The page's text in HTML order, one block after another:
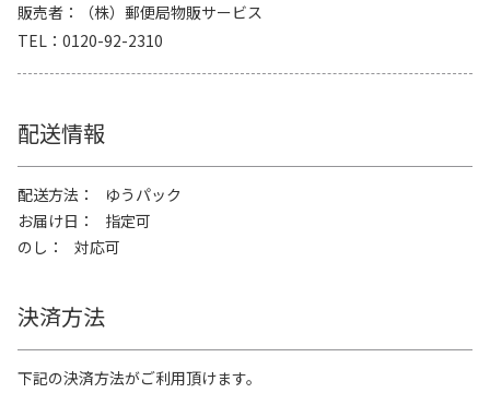
販売者
（株）郵便局物販サービス
TEL
0120-92-2310
配送情報
配送方法
ゆうパック
お届け日
指定可
のし
対応可
決済方法
下記の決済方法がご利用頂けます。